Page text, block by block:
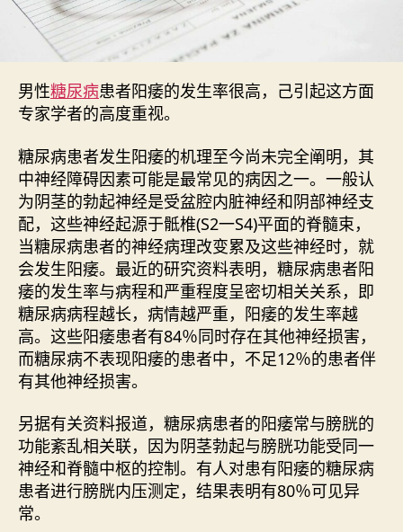
男性糖尿病患者阳痿的发生率很高，己引起这方面
专家学者的高度重视。
糖尿病患者发生阳痿的机理至今尚未完全阐明，其
中神经障碍因素可能是最常见的病因之一。一般认
为阴茎的勃起神经是受盆腔内脏神经和阴部神经支
配，这些神经起源于骶椎(S2一S4)平面的脊髓束，
当糖尿病患者的神经病理改变累及这些神经时，就
会发生阳痿。最近的研究资料表明，糖尿病患者阳
痿的发生率与病程和严重程度呈密切相关关系，即
糖尿病病程越长，病情越严重，阳痿的发生率越
高。这些阳痿患者有84％同时存在其他神经损害，
而糖尿病不表现阳痿的患者中，不足12％的患者伴
有其他神经损害。
另据有关资料报道，糖尿病患者的阳痿常与膀胱的
功能紊乱相关联，因为阴茎勃起与膀胱功能受同一
神经和脊髓中枢的控制。有人对患有阳痿的糖尿病
患者进行膀胱内压测定，结果表明有80％可见异
常。